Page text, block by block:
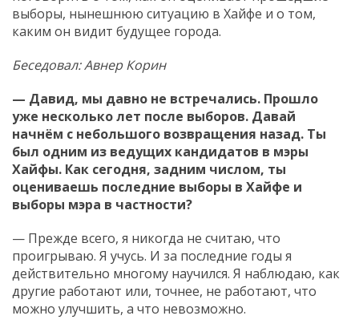
выборы, нынешнюю ситуацию в Хайфе и о том,
каким он видит будущее города.
Беседовал: Авнер Корин
— Давид, мы давно не встречались. Прошло
уже несколько лет после выборов. Давай
начнём с небольшого возвращения назад. Ты
был одним из ведущих кандидатов в мэры
Хайфы. Как сегодня, задним числом, ты
оцениваешь последние выборы в Хайфе и
выборы мэра в частности?
— Прежде всего, я никогда не считаю, что
проигрываю. Я учусь. И за последние годы я
действительно многому научился. Я наблюдаю, как
другие работают или, точнее, не работают, что
можно улучшить, а что невозможно.